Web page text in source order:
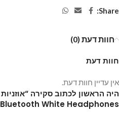
Share:
חוות דעת (0)
חוות דעת
אין עדיין חוות דעת.
Bluetooth White Headphones”